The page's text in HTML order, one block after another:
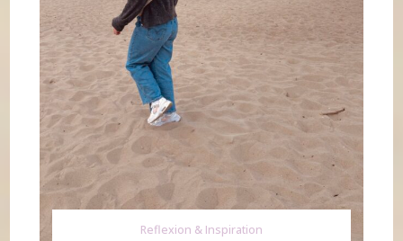
Reflexion & Inspiration